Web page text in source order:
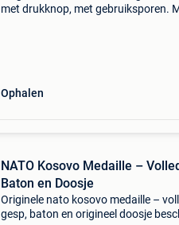
met drukknop, met gebruiksporen.
Ophalen
NATO Kosovo Medaille –
Baton en Doosje
Originele nato kosovo medaille –
gesp, baton en origineel doosje